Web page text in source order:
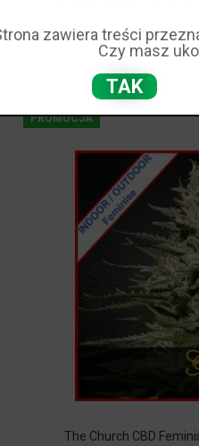
The Church CBD
PROMOCJA
zawiera treści
Czy masz
TAK